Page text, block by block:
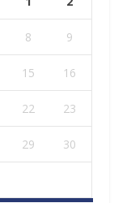
8 9
15 16
22 23
29 30